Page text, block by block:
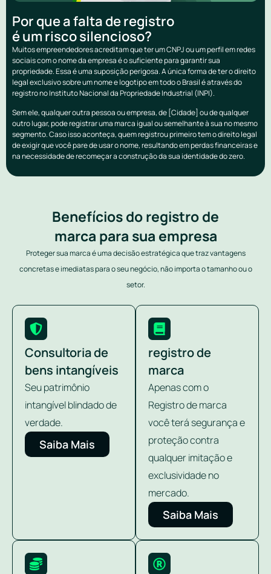
Por que a falta de registro
é um risco silencioso?
Muitos empreendedores acreditam que ter um CNPJ ou um perfil em redes
sociais com o nome da empresa é o suficiente para garantir sua
propriedade. Essa é uma suposição perigosa. A única forma de ter o direito
legal exclusivo sobre um nome e logotipo em todo o Brasil é através do
registro no Instituto Nacional da Propriedade Industrial (INPI).
Sem ele, qualquer outra pessoa ou empresa, de [Cidade] ou de qualquer
outro lugar, pode registrar uma marca igual ou semelhante à sua no mesmo
segmento. Caso isso aconteça, quem registrou primeiro tem o direito legal
de exigir que você pare de usar o nome, resultando em perdas financeiras e
na necessidade de recomeçar a construção da sua identidade do zero.
Benefícios do registro de
marca para sua empresa
Proteger sua marca é uma decisão estratégica que traz vantagens
concretas e imediatas para o seu negócio, não importa o tamanho ou o
setor.
Consultoria de
bens intangíveis
Seu patrimônio
intangível blindado de
verdade.
Saiba Mais
registro de
marca
Apenas com o
Registro de marca
você terá segurança e
proteção contra
qualquer imitação e
exclusividade no
mercado.
Saiba Mais